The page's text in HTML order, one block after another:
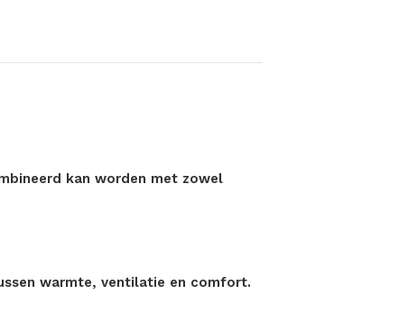
kan worden met zowel
warmte, ventilatie en comfort.